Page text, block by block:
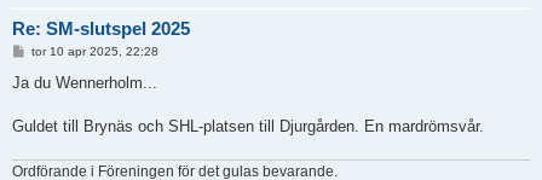
Re: SM-slutspel 2025
l
g
tor 10 apr 2025, 22:28
Ja du Wennerholm...
Guldet till Brynäs och SHL-platsen till Djurgården. En mardrömsvår.
Ordförande i Föreningen för det gulas bevarande.